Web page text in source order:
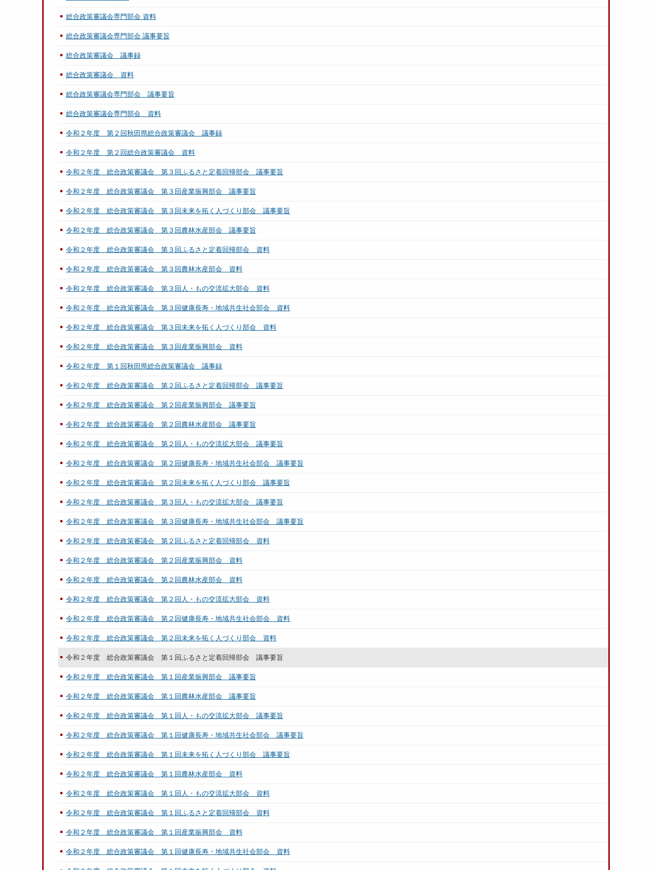
総合政策審議会専門部会 資料
総合政策審議会専門部会 議事要旨
総合政策審議会 議事録
総合政策審議会 資料
総合政策審議会専門部会 議事要旨
総合政策審議会専門部会 資料
令和２年度 第２回秋田県総合政策審議会 議事録
令和２年度 第２回総合政策審議会 資料
令和２年度 総合政策審議会 第３回ふるさと定着回帰部会 議事要旨
令和２年度 総合政策審議会 第３回産業振興部会 議事要旨
令和２年度 総合政策審議会 第３回未来を拓く人づくり部会 議事要旨
令和２年度 総合政策審議会 第３回農林水産部会 議事要旨
令和２年度 総合政策審議会 第３回ふるさと定着回帰部会 資料
令和２年度 総合政策審議会 第３回農林水産部会 資料
令和２年度 総合政策審議会 第３回人・もの交流拡大部会 資料
令和２年度 総合政策審議会 第３回健康長寿・地域共生社会部会 資料
令和２年度 総合政策審議会 第３回未来を拓く人づくり部会 資料
令和２年度 総合政策審議会 第３回産業振興部会 資料
令和２年度 第１回秋田県総合政策審議会 議事録
令和２年度 総合政策審議会 第２回ふるさと定着回帰部会 議事要旨
令和２年度 総合政策審議会 第２回産業振興部会 議事要旨
令和２年度 総合政策審議会 第２回農林水産部会 議事要旨
令和２年度 総合政策審議会 第２回人・もの交流拡大部会 議事要旨
令和２年度 総合政策審議会 第２回健康長寿・地域共生社会部会 議事要旨
令和２年度 総合政策審議会 第２回未来を拓く人づくり部会 議事要旨
令和２年度 総合政策審議会 第３回人・もの交流拡大部会 議事要旨
令和２年度 総合政策審議会 第３回健康長寿・地域共生社会部会 議事要旨
令和２年度 総合政策審議会 第２回ふるさと定着回帰部会 資料
令和２年度 総合政策審議会 第２回産業振興部会 資料
令和２年度 総合政策審議会 第２回農林水産部会 資料
令和２年度 総合政策審議会 第２回人・もの交流拡大部会 資料
令和２年度 総合政策審議会 第２回健康長寿・地域共生社会部会 資料
令和２年度 総合政策審議会 第２回未来を拓く人づくり部会 資料
令和２年度 総合政策審議会 第１回ふるさと定着回帰部会 議事要旨
令和２年度 総合政策審議会 第１回産業振興部会 議事要旨
令和２年度 総合政策審議会 第１回農林水産部会 議事要旨
令和２年度 総合政策審議会 第１回人・もの交流拡大部会 議事要旨
令和２年度 総合政策審議会 第１回健康長寿・地域共生社会部会 議事要旨
令和２年度 総合政策審議会 第１回未来を拓く人づくり部会 議事要旨
令和２年度 総合政策審議会 第１回農林水産部会 資料
令和２年度 総合政策審議会 第１回人・もの交流拡大部会 資料
令和２年度 総合政策審議会 第１回ふるさと定着回帰部会 資料
令和２年度 総合政策審議会 第１回産業振興部会 資料
令和２年度 総合政策審議会 第１回健康長寿・地域共生社会部会 資料